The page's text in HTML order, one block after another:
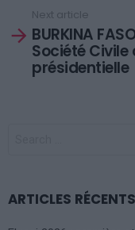
Next article
BURKINA
Société
présidentielle
ARTICLES RÉCENTS